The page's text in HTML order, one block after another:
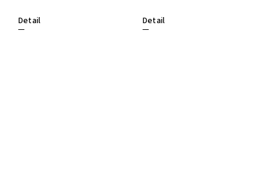
Detail Detail